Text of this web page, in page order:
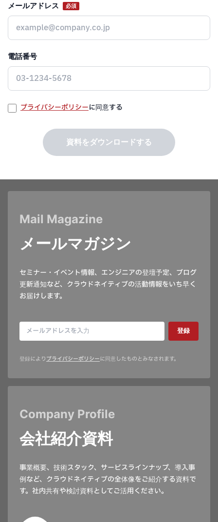
メールアドレス 必須
電話番号
プライバシーポリシーに同意する
資料をダウンロードする
Mail Magazine
メールマガジン
セミナー・イベント情報、エンジニアの登壇予定、ブログ
更新通知など、クラウドネイティブの活動情報をいち早く
お届けします。
登録
登録によりプライバシーポリシーに同意したものとみなされます。
Company Profile
会社紹介資料
事業概要、技術スタック、サービスラインナップ、導入事
例など、クラウドネイティブの全体像をご紹介する資料で
す。社内共有や検討資料としてご活用ください。